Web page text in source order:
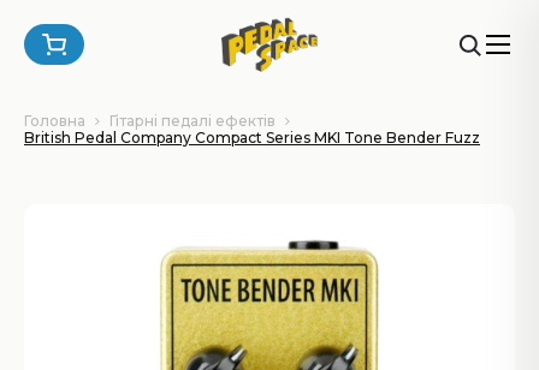
Головна
Гітарні педалі ефектів
British Pedal Company Compact Series MKI Tone Bender Fuzz